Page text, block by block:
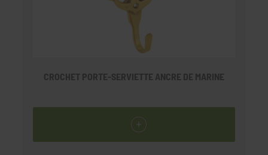
CROCHET PORTE-SERVIETTE ANCRE DE MARINE